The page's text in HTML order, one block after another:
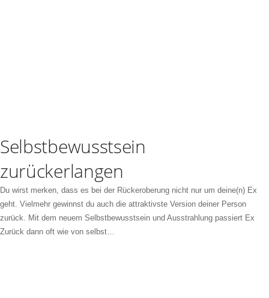
Selbstbewusstsein
zurückerlangen
Du wirst merken, dass es bei der Rückeroberung nicht nur um deine(n) Ex
geht. Vielmehr gewinnst du auch die attraktivste Version deiner Person
zurück. Mit dem neuem Selbstbewusstsein und Ausstrahlung passiert Ex
Zurück dann oft wie von selbst…